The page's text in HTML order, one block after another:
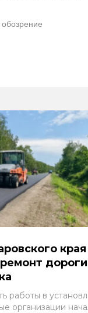
края
дороги
работы в
организации